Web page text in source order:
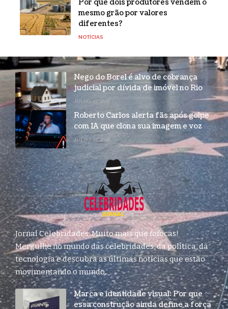
Por que dois produtores vendem o
mesmo grão por valores
diferentes?
NOTÍCIAS
Nego do Borel é alvo de cobrança
judicial por dívida de imóvel no Rio
JULHO 27, 2026
Roberto Carlos alerta fãs após golpe
com IA que clona sua imagem e voz
JULHO 27, 2026
Jornal Celebridades: Muito mais que fofocas!
Mergulhe no mundo das celebridades, da política, da
tecnologia e descubra as últimas notícias que estão
movimentando o mundo.
Marca e identidade visual: Por que
essa construção ainda define a força